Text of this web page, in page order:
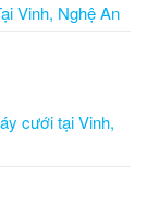
Vinh, Nghệ An
cưới tại Vinh,